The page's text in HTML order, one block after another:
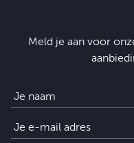
Meld je aan voor